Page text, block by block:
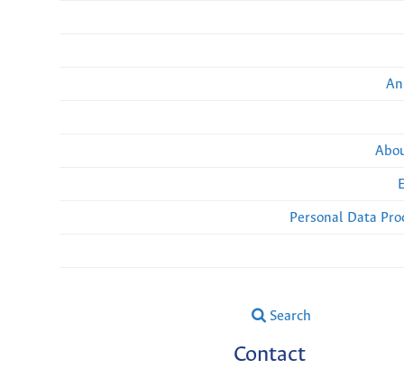
Personal Data
Search
Contact